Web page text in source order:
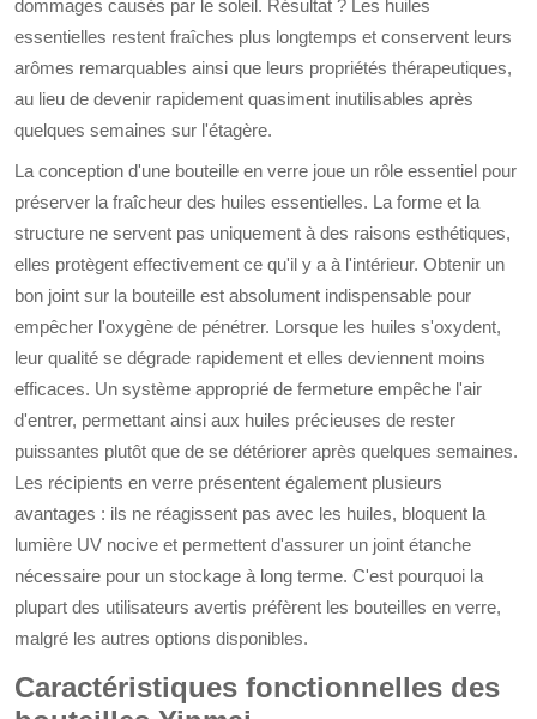
dommages causés par le soleil. Résultat ? Les huiles
essentielles restent fraîches plus longtemps et conservent leurs
arômes remarquables ainsi que leurs propriétés thérapeutiques,
au lieu de devenir rapidement quasiment inutilisables après
quelques semaines sur l'étagère.
La conception d'une bouteille en verre joue un rôle essentiel pour
préserver la fraîcheur des huiles essentielles. La forme et la
structure ne servent pas uniquement à des raisons esthétiques,
elles protègent effectivement ce qu'il y a à l'intérieur. Obtenir un
bon joint sur la bouteille est absolument indispensable pour
empêcher l'oxygène de pénétrer. Lorsque les huiles s'oxydent,
leur qualité se dégrade rapidement et elles deviennent moins
efficaces. Un système approprié de fermeture empêche l'air
d'entrer, permettant ainsi aux huiles précieuses de rester
puissantes plutôt que de se détériorer après quelques semaines.
Les récipients en verre présentent également plusieurs
avantages : ils ne réagissent pas avec les huiles, bloquent la
lumière UV nocive et permettent d'assurer un joint étanche
nécessaire pour un stockage à long terme. C'est pourquoi la
plupart des utilisateurs avertis préfèrent les bouteilles en verre,
malgré les autres options disponibles.
Caractéristiques fonctionnelles des